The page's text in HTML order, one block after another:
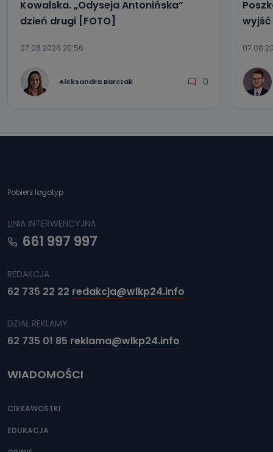
Kowalska. „Odyseja Antonińska”
dzień drugi [FOTO]
07.08.2026 20:56
Aleksandra Barczak 0
wyjść
Pobierz logotyp
LINIA INTERWENCYJNA
661 997 997
REDAKCJA
62 735 22 22 redakcja@wlkp24.info
DZIAŁ REKLAMY
62 735 01 85 reklama@wlkp24.info
WIADOMOŚCI
CIEKAWOSTKI
EDUKACJA